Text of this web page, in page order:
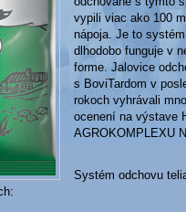
vypili viac ako 100
nápoja. Je to
dlhodobo funguje v
forme. Jalovice
s BoviTardom v
rokoch vyhrávali
ocenení na výstave
AGROKOMPLEXU
Systém odchovu